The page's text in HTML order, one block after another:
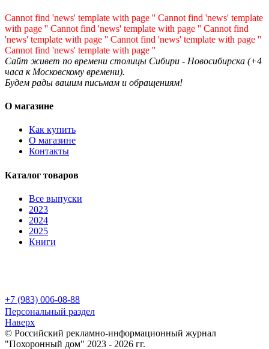
Cannot find 'news' template with page '' Cannot find 'news' template
with page '' Cannot find 'news' template with page '' Cannot find
'news' template with page '' Cannot find 'news' template with page ''
Cannot find 'news' template with page ''
Cайт живет по времени столицы Сибири - Новосибирска (+4
часа к Московскому времени).
Будем рады вашим письмам и обращениям!
О магазине
Как купить
О магазине
Контакты
Каталог товаров
Все выпуски
2023
2024
2025
Книги
+7 (983) 006-08-88
Персональный раздел
Наверх
© Российский рекламно-информационный журнал
"Похоронный дом" 2023 - 2026 гг.